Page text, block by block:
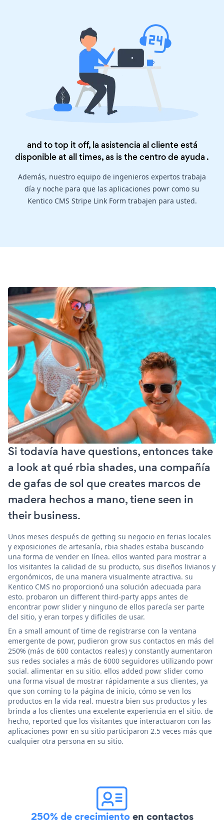
and to top it off, la asistencia al cliente está
disponible at all times, as is thecentro de ayuda .
Además, nuestro equipo de ingenieros expertos trabaja
día y noche para que las aplicaciones powr como su
Kentico CMS Stripe Link Form trabajen para usted.
Si todavía have questions, entonces take
a look at qué rbia shades, una compañía
de gafas de sol que creates marcos de
madera hechos a mano, tiene seen in
their business.
Unos meses después de getting su negocio en ferias locales
y exposiciones de artesanía, rbia shades estaba buscando
una forma de vender en línea. ellos wanted para mostrar a
los visitantes la calidad de su producto, sus diseños livianos y
ergonómicos, de una manera visualmente atractiva. su
Kentico CMS no proporcionó una solución adecuada para
esto. probaron un different third-party apps antes de
encontrar powr slider y ninguno de ellos parecía ser parte
del sitio, y eran torpes y difíciles de usar.
En a small amount of time de registrarse con la ventana
emergente de powr, pudieron grow sus contactos en más del
250% (más de 600 contactos reales) y constantly aumentaron
sus redes sociales a más de 6000 seguidores utilizando powr
social. alimentar en su sitio. ellos added powr slider como
una forma visual de mostrar rápidamente a sus clientes, ya
que son coming to la página de inicio, cómo se ven los
productos en la vida real. muestra bien sus productos y les
brinda a los clientes una excelente experiencia en el sitio. de
hecho, reported que los visitantes que interactuaron con las
aplicaciones powr en su sitio participaron 2.5 veces más que
cualquier otra persona en su sitio.
250% de crecimientoen contactos